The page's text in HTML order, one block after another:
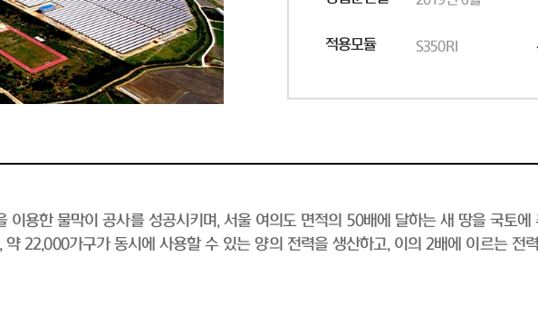
적용모듈 S350RI
용한 물막이 공사를 성공시키며, 서울 여의도 면적의 50배에 달하는 새 땅을 국토에
22,000가구가 동시에 사용할 수 있는 양의 전력을 생산하고, 이의 2배에 이르는 전